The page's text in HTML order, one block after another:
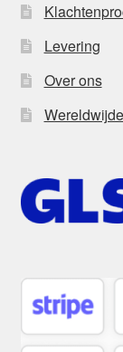
Levering
Over ons